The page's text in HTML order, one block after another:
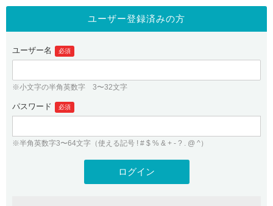
.jpドメインオークション
gTLDオークション NEW!
.jpドメインバックオーダー
プレミアムドメイン
人気ドメインの種類
WHOIS検索
紹介制度
バリュードメインAPI
ドメイン・ホスティングOEM
ログイン
従来のバリュードメインをご利用希望の方
Value Domainにログイン
ユーザー登録
ユーザー登録済みの方
ユーザー名 必須
※小文字の半角英数字 3〜32文字
パスワード 必須
※半角英数字3〜64文字（使える記号 ! # $ % & + - ? . @ ^）